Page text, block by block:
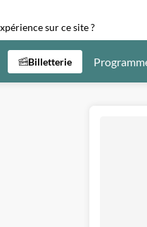
Billetterie
sur ce site ?